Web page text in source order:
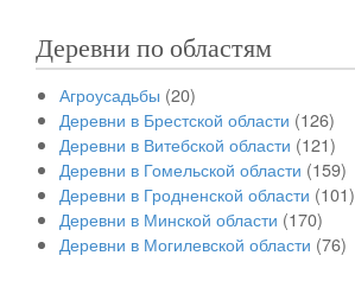
Деревни по областям
Агроусадьбы (20)
Деревни в Брестской области (126)
Деревни в Витебской области (121)
Деревни в Гомельской области (159)
Деревни в Гродненской области (101)
Деревни в Минской области (170)
Деревни в Могилевской области (76)